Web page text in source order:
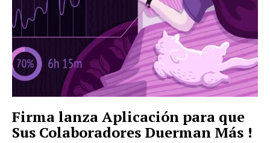
Firma lanza Aplicación para que
Sus Colaboradores Duerman Más !